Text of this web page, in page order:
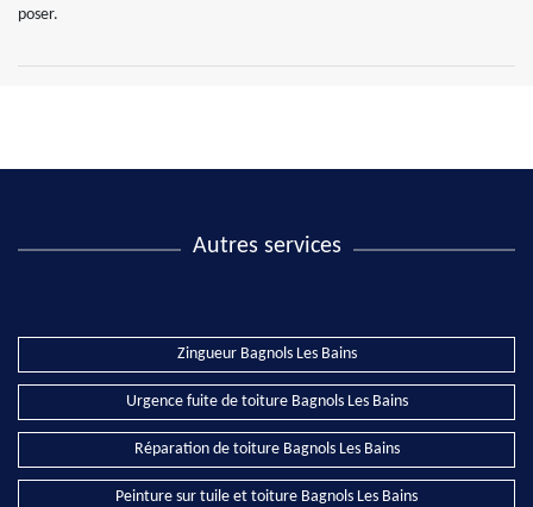
poser.
Autres services
Zingueur Bagnols Les Bains
Urgence fuite de toiture Bagnols Les Bains
Réparation de toiture Bagnols Les Bains
Peinture sur tuile et toiture Bagnols Les Bains